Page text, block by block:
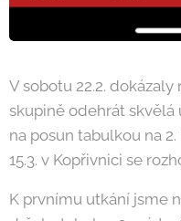
V sobotu 22.2.
skupině odehrát
na posun tabulkou na
15.3. v Kopřivnici se
K prvnímu utkání jsme